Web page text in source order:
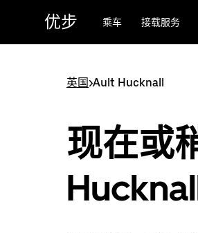
优步 乘车 接载服务
英国>Ault Hucknall
现在或